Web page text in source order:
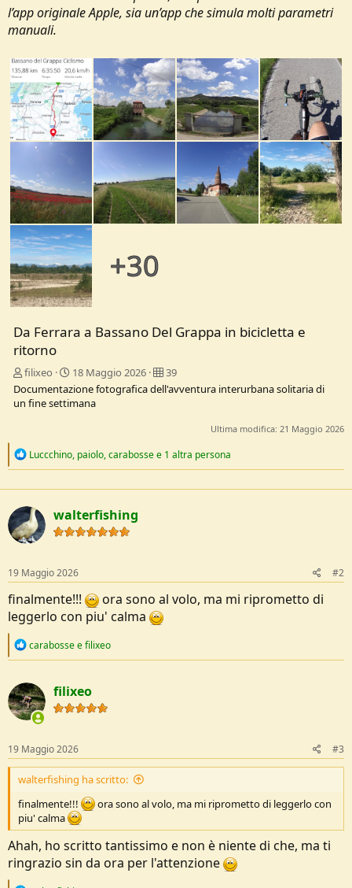
l’app originale Apple, sia un’app che simula molti parametri
manuali.
+30
Da Ferrara a Bassano Del Grappa in bicicletta e
ritorno
filixeo 18 Maggio 2026
39
Documentazione fotografica dell'avventura interurbana solitaria di
un fine settimana
Ultima modifica: 21 Maggio 2026
R
c
t
i
o
n
:
Luccchino, paiolo,carabossee 1 altra persona
walterfishing
19 Maggio 2026 #2
finalmente!!!
ora sono al volo, ma mi riprometto di
leggerlo con piu' calma
R
c
t
i
o
s
:
carabosseefilixeo
filixeo
19 Maggio 2026 #3
walterfishing ha scritto:
finalmente!!!
ora sono al volo, ma mi riprometto di leggerlo con
piu' calma
Ahah, ho scritto tantissimo e non è niente di che, ma ti
ringrazio sin da ora per l'attenzione